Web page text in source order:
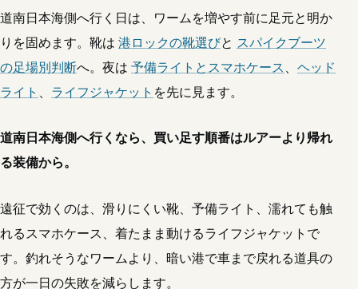
道南日本海側へ行く日は、ワームを増やす前に足元と明か
りを固めます。靴は 港ロックの靴選びと スパイクブーツ
の足場別判断へ。夜は 予備ライトとスマホケース、 ヘッド
ライト 、 ライフジャケット を先に見ます。
道南日本海側へ行くなら、買い足す順番はルアーより帰れ
る装備から。
遠征で効くのは、滑りにくい靴、予備ライト、濡れても触
れるスマホケース、着たまま動けるライフジャケットで
す。釣れそうなワームより、暗い港で車まで戻れる道具の
方が一日の失敗を減らします。